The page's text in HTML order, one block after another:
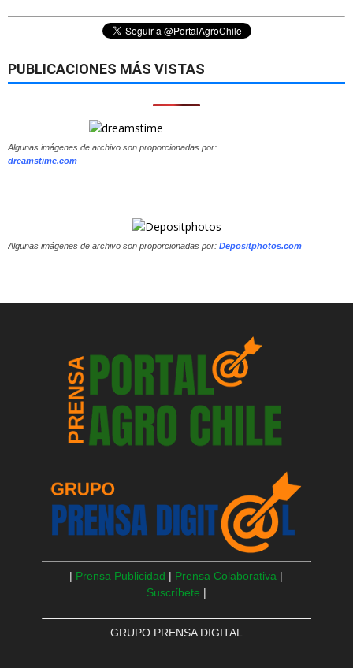
PUBLICACIONES MÁS VISTAS
Algunas imágenes de archivo son proporcionadas por:
dreamstime.com
Algunas imágenes de archivo son proporcionadas por: Depositphotos.com
| Prensa Publicidad | Prensa Colaborativa |
Suscríbete |
GRUPO PRENSA DIGITAL